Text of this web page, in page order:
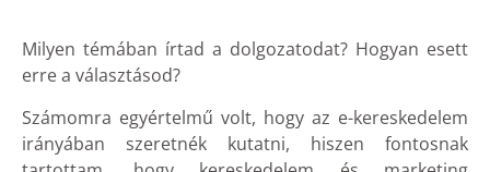
Milyen témában írtad a dolgozatodat? Hogyan esett
erre a választásod?
Számomra egyértelmű volt, hogy az e-kereskedelem
irányában szeretnék kutatni, hiszen fontosnak